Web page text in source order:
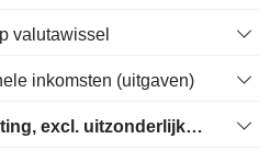
valutawissel
inkomsten (uitgaven)
Resultaat voor belasting, excl. uitzonderlijke posten